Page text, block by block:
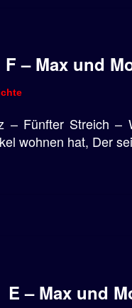
F – Max und
– Fünfter Streich –
wohnen hat, Der
E – Max und